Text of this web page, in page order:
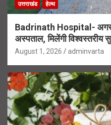
उत्तराखंड हेल्थ
Badrinath Hospital-
अस्पताल, मिलेंगी विश्वस्तरीय
August 1, 2026 adminvarta